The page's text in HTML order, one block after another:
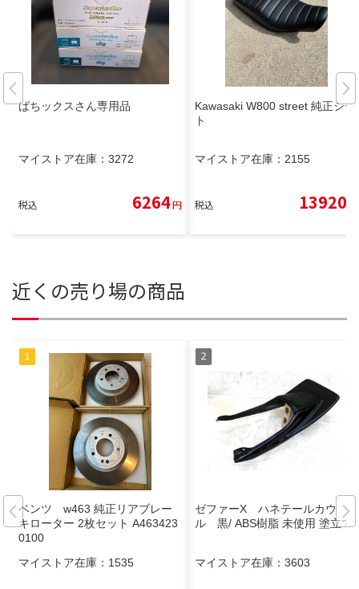
ばちックスさん専用品
マイストア在庫： 3272
税込 6264円
Kawasaki W800 street 純正シー
ト
マイストア在庫： 2155
税込 13920
近くの売り場の商品
ベンツ w463 純正リアブレー
キローター 2枚セット A463423
0100
マイストア在庫： 1535
ゼファーΧ ハネテールカウ
ル 黒/ ABS樹脂 未使用 塗立て
マイストア在庫： 3603